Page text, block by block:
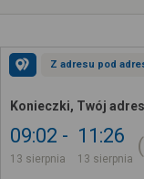
Z adresu pod
Konieczki, Twój adres
09:02
13 sierpnia
11:26
13 sierpnia